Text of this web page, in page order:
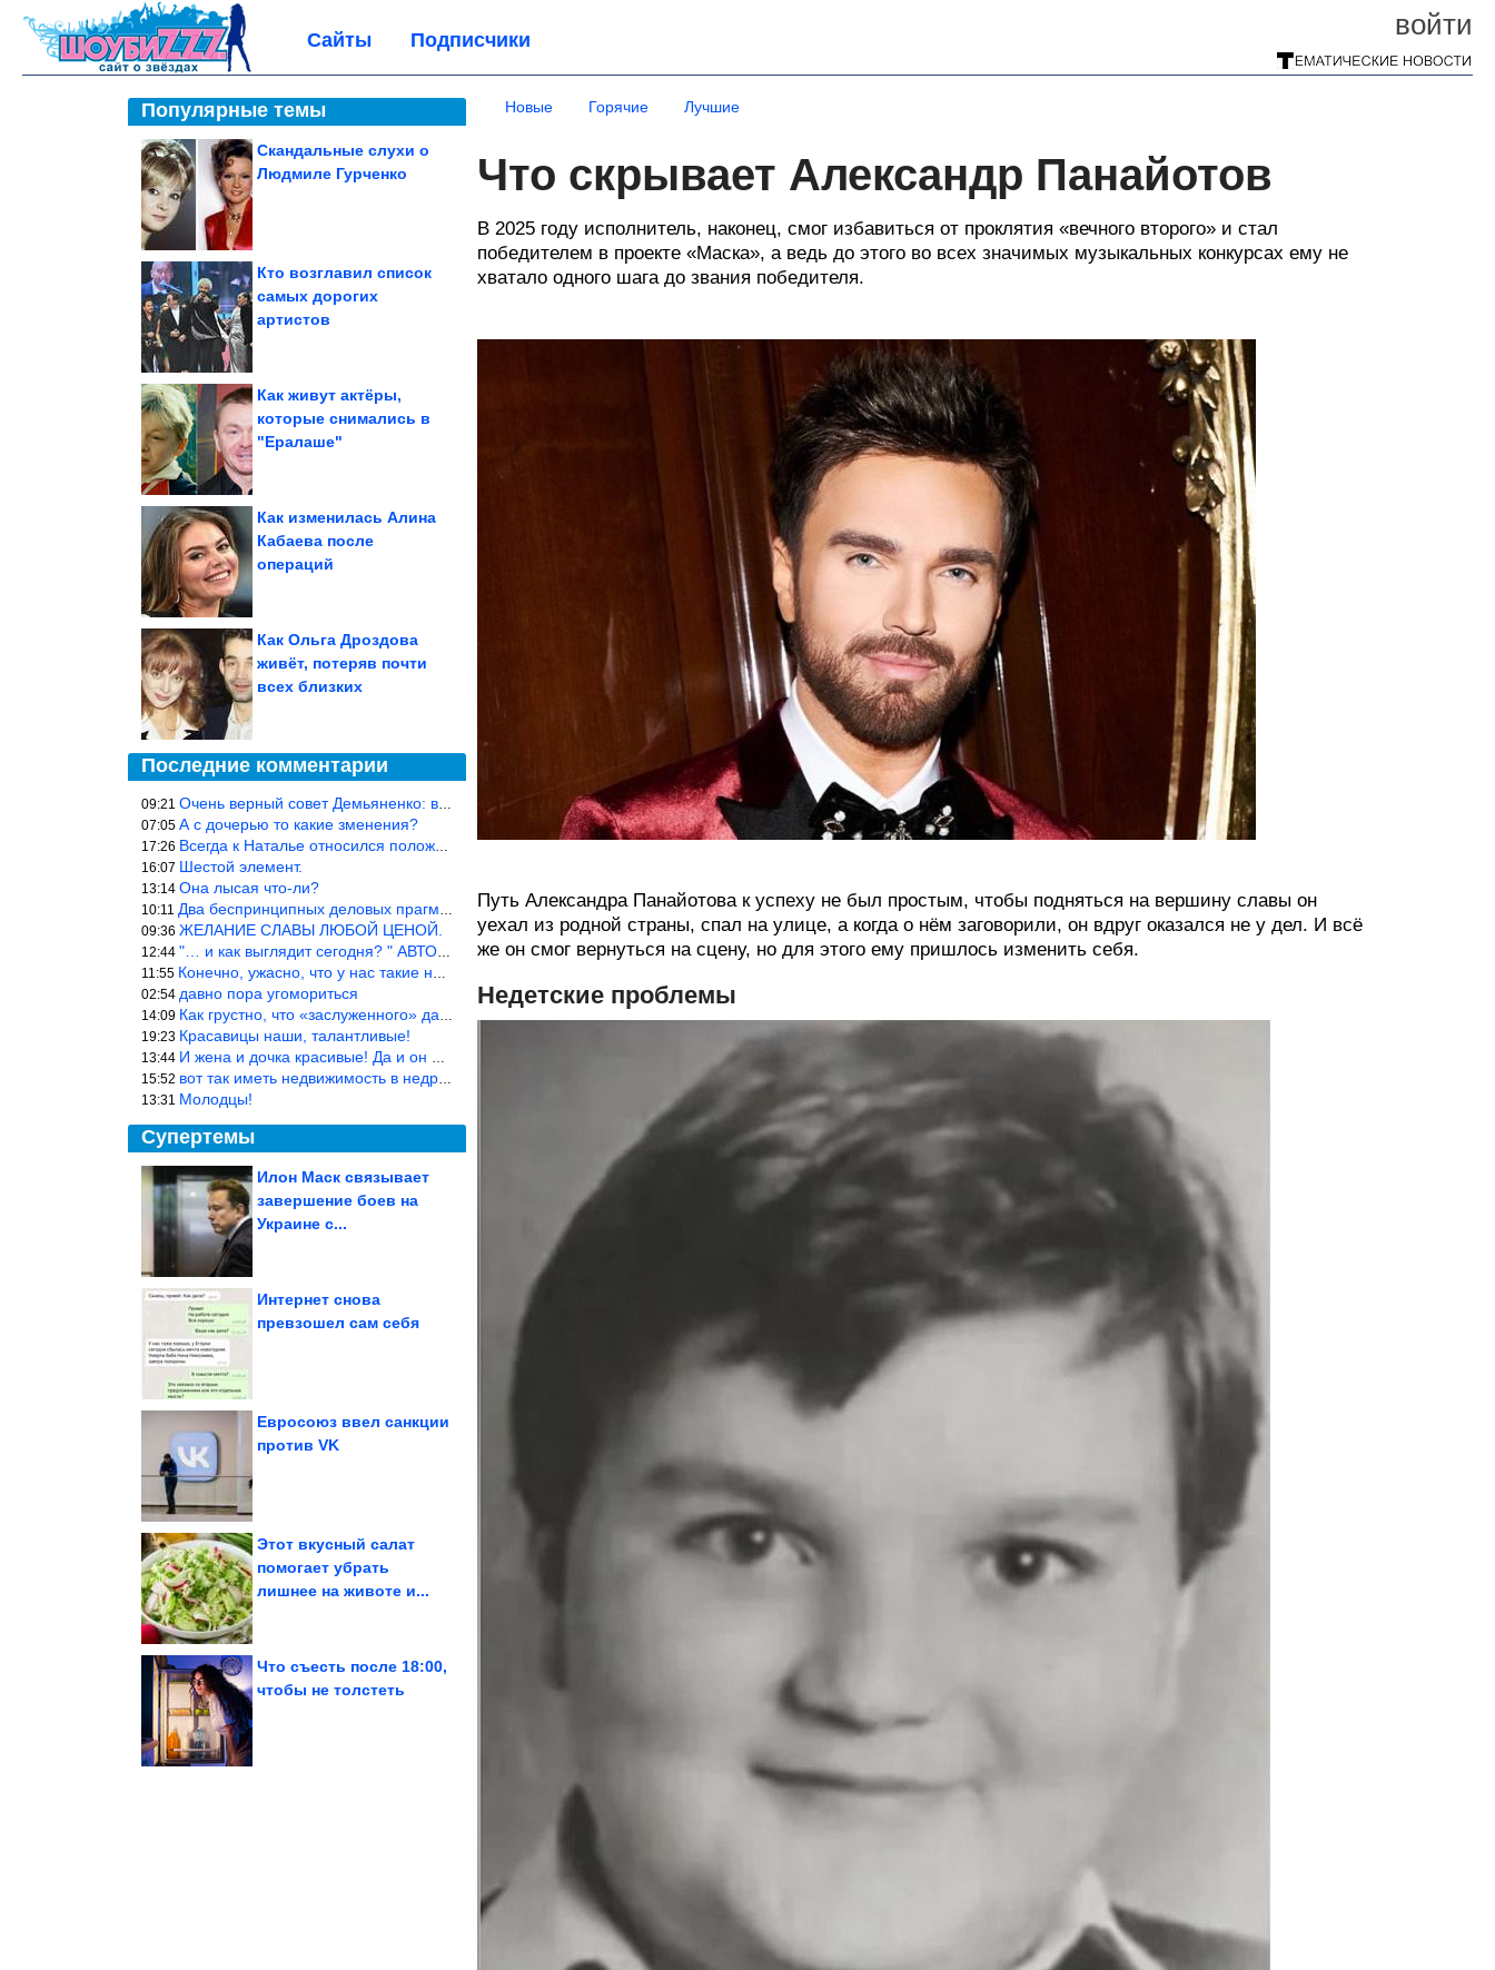
войти
Сайты Подписчики
Популярные темы
Скандальные слухи о
Людмиле Гурченко
Кто возглавил список
самых дорогих
артистов
Как живут актёры,
которые снимались в
"Ералаше"
Как изменилась Алина
Кабаева после
операций
Как Ольга Дроздова
живёт, потеряв почти
всех близких
Последние комментарии
09:21 Очень верный совет Демьяненко: в этой среде надо либо иметь зубы
07:05 А с дочерью то какие зменения?
17:26 Всегда к Наталье относился положительно… Время покажет, что буде
16:07 Шестой элемент.
13:14 Она лысая что-ли?
10:11 Два беспринципных деловых прагматика нашли друг друга и «остепен
09:36 ЖЕЛАНИЕ СЛАВЫ ЛЮБОЙ ЦЕНОЙ.
12:44 "… и как выглядит сегодня? " АВТОР, РЕДАКТОР — ВЫ ЧТО
11:55 Конечно, ужасно, что у нас такие недалёкие и прямые люди… Как мо
02:54 давно пора угомориться
14:09 Как грустно, что «заслуженного» дают не заслуженно, а (чаще) по-
19:23 Красавицы наши, талантливые!
13:44 И жена и дочка красивые! Да и он настоящий мужик!
15:52 вот так иметь недвижимость в недружественных странах Могут забра
13:31 Молодцы!
Супертемы
Илон Маск связывает
завершение боев на
Украине с...
Именно так готовили в
Ковбойская...
Интернет снова
превзошел сам себя
Евросоюз ввел санкции
против VK
Этот вкусный салат
помогает убрать
лишнее на животе и...
Необыкновенное
Что съесть после 18:00,
чтобы не толстеть
Чем эксплуатация
Новые Горячие Лучшие
Что скрывает Александр Панайотов
В 2025 году исполнитель, наконец, смог избавиться от проклятия «вечного второго» и стал
победителем в проекте «Маска», а ведь до этого во всех значимых музыкальных конкурсах ему не
хватало одного шага до звания победителя.
Путь Александра Панайотова к успеху не был простым, чтобы подняться на вершину славы он
уехал из родной страны, спал на улице, а когда о нём заговорили, он вдруг оказался не у дел. И всё
же он смог вернуться на сцену, но для этого ему пришлось изменить себя.
Недетские проблемы